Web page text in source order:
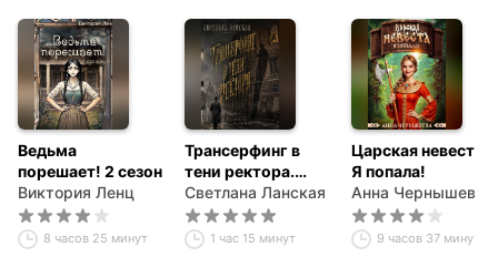
Ведьма
порешает! 2 сезон
Виктория Ленц
8 часов 25 минут
Трансерфинг в
тени ректора.
Книга первая.
Светлана Ланская
1 час 15 минут
Царская невеста.
Я попала!
Анна Чернышева
9 часов 37 минут